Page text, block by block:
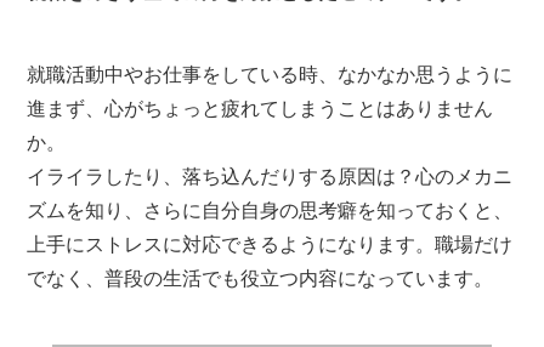
就職活動中やお仕事をしている時、なかなか思うように
進まず、心がちょっと疲れてしまうことはありません
か。
イライラしたり、落ち込んだりする原因は？心のメカニ
ズムを知り、さらに自分自身の思考癖を知っておくと、
上手にストレスに対応できるようになります。職場だけ
でなく、普段の生活でも役立つ内容になっています。